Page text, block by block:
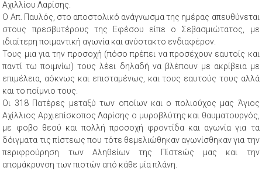
Αχιλλίου Λαρίσης.
Ο Απ. Παυλός, στο αποστολικό ανάγνωσμα της ημέρας απευθύνεται
στους πρεσβυτέρους της Εφέσου είπε ο Σεβασμιώτατος, με
ιδιαίτερη ποιμαντική αγωνία και ανύστακτο ενδιαφέρον.
Τους μια για την προσοχή (πόσο πρέπει να προσέχουν εαυτοίς και
παντί τω ποιμνίω) τους λέει δηλαδή να βλέπουν με ακρίβεια με
επιμέλεια, αόκνως και επισταμένως, και τους εαυτούς τους αλλά
και το ποίμνιο τους.
Οι 318 Πατέρες μεταξύ των οποίων και ο πολιούχος μας Άγιος
Αχίλλιος Αρχιεπίσκοπος Λαρίσης ο μυροβλύτης και θαυματουργός,
με φοβο θεού και πολλή προσοχή φροντίδα και αγωνία για τα
δόιγματα τις πίστεως που τότε θεμελιώθηκαν αγωνίσθηκαν για την
περιφρούρηση των Αληθείων της Πίστεώς μας και την
απομάκρυνση των πιστών από κάθε μία πλάνη.